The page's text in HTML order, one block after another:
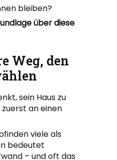
bleiben?
über diese
Weg, den
sein Haus zu
an einen
viele als
bedeutet
– und oft das